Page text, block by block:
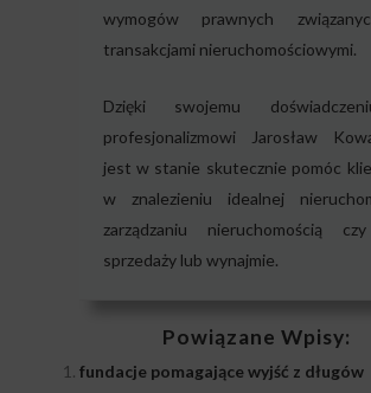
wymogów prawnych
transakcjami nieruchomościowymi.
Dzięki swojemu
profesjonalizmowi Jarosław
jest w stanie skutecznie pomóc
w znalezieniu idealnej
zarządzaniu nieruchomością
sprzedaży lub wynajmie.
Powiązane Wpisy:
fundacje pomagające wyjść z długów